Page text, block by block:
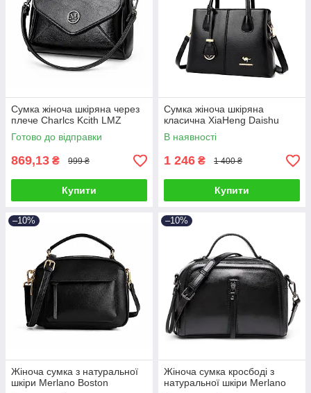
Сумка жіноча шкіряна через
плече Charlcs Kcith LMZ
Готово до відправки
869,13 ₴ 999 ₴
Купити
Сумка жіноча шкіряна
класична XiaHeng Daishu
В наявності
1 246 ₴ 1 400 ₴
Купити
–10%
Жіноча сумка з натуральної
шкіри Merlano Boston
–10%
Жіноча сумка кросбоді з
натуральної шкіри Merlano